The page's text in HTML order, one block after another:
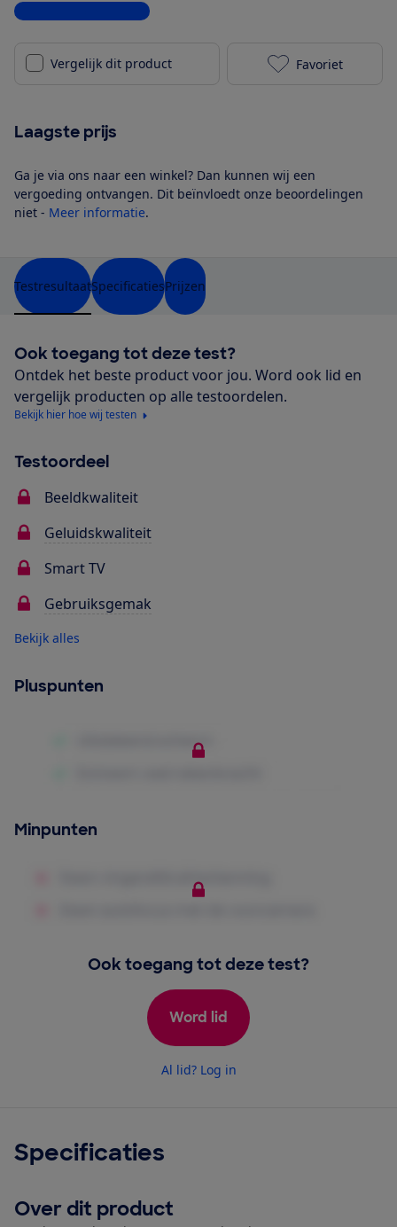
Bekijk alle specificaties
Vergelijk dit product Samsung
Favoriet
Laagste prijs
Ga je via ons naar een winkel? Dan kunnen wij een
vergoeding ontvangen. Dit beïnvloedt onze beoordelingen
niet - Meer informatie.
TestresultaatSpecificatiesPrijzen
Ook toegang tot deze test?
Ontdek het beste product voor jou. Word ook lid en
vergelijk producten op alle testoordelen.
Bekijk hier hoe wij testen
Testoordeel
Beeldkwaliteit
Geluidskwaliteit
Smart TV
Gebruiksgemak
Bekijk alles
Pluspunten
Minpunten
Ook toegang tot deze test?
Word lid
Al lid? Log in
Specificaties
Over dit product